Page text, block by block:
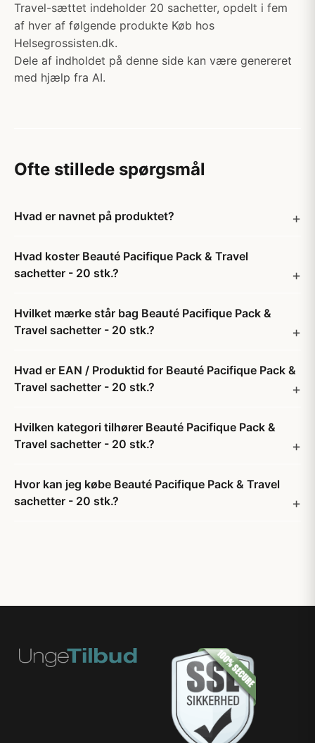
Travel-sættet indeholder 20 sachetter, opdelt i fem
af hver af følgende produkte Køb hos
Helsegrossisten.dk.
Dele af indholdet på denne side kan være genereret
med hjælp fra AI.
Ofte stillede spørgsmål
Hvad er navnet på produktet?
Hvad koster Beauté Pacifique Pack & Travel
sachetter - 20 stk.?
Hvilket mærke står bag Beauté Pacifique Pack &
Travel sachetter - 20 stk.?
Hvad er EAN / Produktid for Beauté Pacifique Pack &
Travel sachetter - 20 stk.?
Hvilken kategori tilhører Beauté Pacifique Pack &
Travel sachetter - 20 stk.?
Hvor kan jeg købe Beauté Pacifique Pack & Travel
sachetter - 20 stk.?